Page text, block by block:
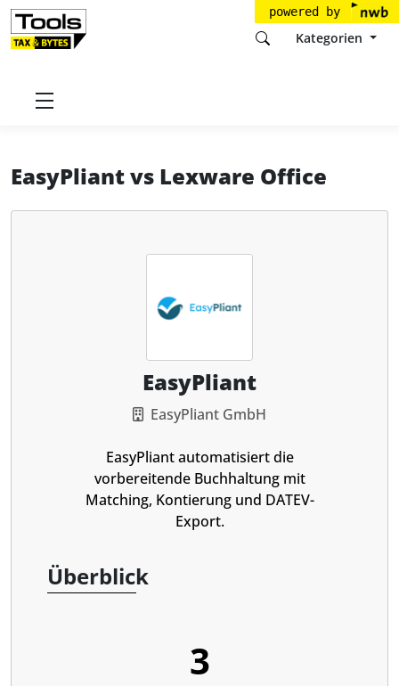
powered by
Kategorien
Startseite
EasyPliantvs Lexware Office
EasyPliant
EasyPliant GmbH
EasyPliant automatisiert die
vorbereitende Buchhaltung mit
Matching, Kontierung und DATEV-
Export.
Überblick
3